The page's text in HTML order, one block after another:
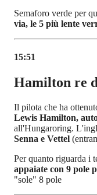
Semaforo verde per
via, le 5 più lente
15:51
Hamilton re
Il pilota che ha
Lewis Hamilton,
all'Hungaroring.
Senna e Vettel
Per quanto riguarda i
appaiate con 9 pole
"sole" 8 pole